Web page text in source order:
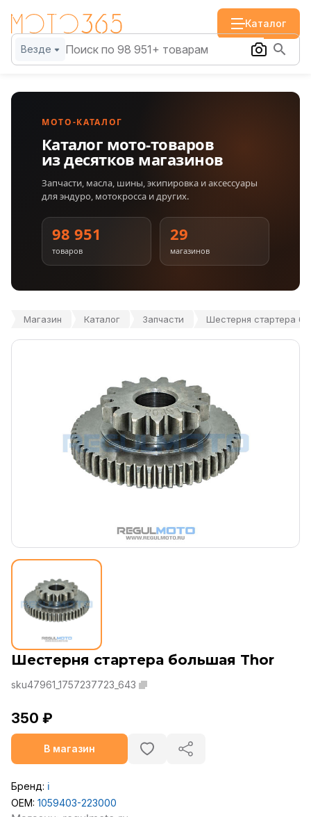
Каталог
Везде
МОТО-КАТАЛОГ
Каталог мото-товаров
из десятков магазинов
Запчасти, масла, шины, экипировка и аксессуары
для эндуро, мотокросса и других.
98 951
товаров
29
магазинов
Магазин Каталог Запчасти Шестерня стартера
Шестерня стартера большая Thor
sku47961_1757237723_643
350 ₽
В магазин
Бренд: ℹ️
OEM: 1059403-223000